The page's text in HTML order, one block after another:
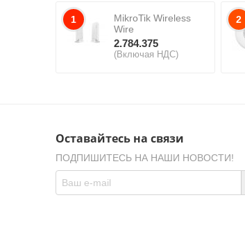
1
MikroTik Wireless
Wire
2.784.375
(Включая НДС)
2
Оставайтесь на связи
ПОДПИШИТЕСЬ НА НАШИ НОВОСТИ!